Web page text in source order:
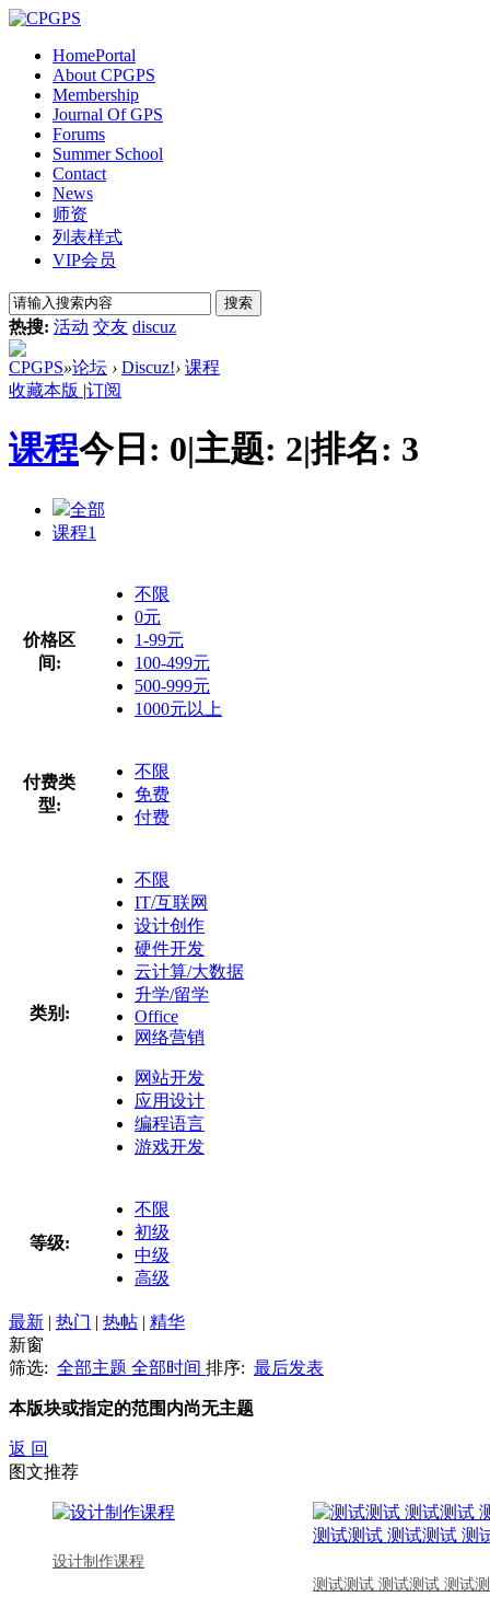
HomePortal
About CPGPS
Membership
Journal Of GPS
Forums
Summer School
Contact
News
师资
列表样式
VIP会员
搜索
热搜: 活动 交友 discuz
CPGPS»论坛 › Discuz!› 课程
收藏本版 |订阅
课程今日: 0|主题: 2|排名: 3
全部
课程1
价格区
间:
不限
0元
1-99元
100-499元
500-999元
1000元以上
付费类
型:
不限
免费
付费
类别:
不限
IT/互联网
设计创作
硬件开发
云计算/大数据
升学/留学
Office
网络营销
网站开发
应用设计
编程语言
游戏开发
等级:
不限
初级
中级
高级
最新 | 热门 | 热帖 | 精华
新窗
筛选: 全部主题 全部时间 排序: 最后发表
本版块或指定的范围内尚无主题
返 回
图文推荐
设计制作课程
测试测试 测试测试 测试